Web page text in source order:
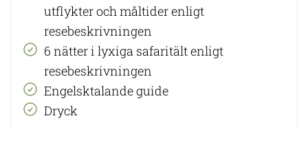
utflykter och måltider enligt
resebeskrivningen
6 nätter i lyxiga safaritält enligt
resebeskrivningen
Engelsktalande guide
Dryck